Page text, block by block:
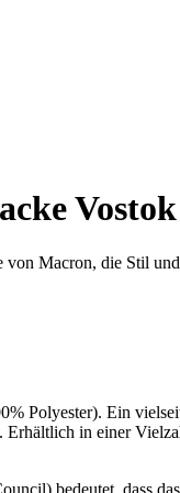
von Macron, die Stil
Polyester). Ein
in einer
bedeutet, dass